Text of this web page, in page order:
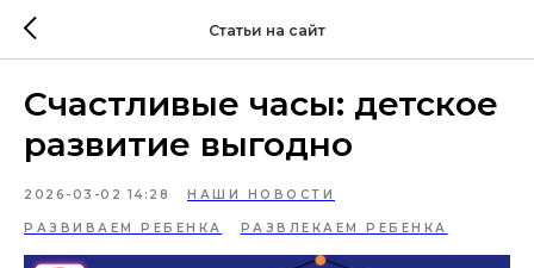
Статьи на сайт
Счастливые часы: детское
развитие выгодно
2026-03-02 14:28 НАШИ НОВОСТИ
РАЗВИВАЕМ РЕБЕНКА РАЗВЛЕКАЕМ РЕБЕНКА